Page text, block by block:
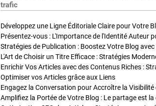
trafic
Développez une Ligne Éditoriale Claire pour Votre
Présentez-vous : L'Importance de l'Identité Auteur
L'Art de Choisir un Titre Efficace : Stratégies
Optimiser vos Articles grâce aux Liens
Engagez la Conversation pour Accroître la Visibilité
Amplifiez la Portée de Votre Blog : Le partage est la